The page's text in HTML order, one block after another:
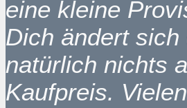
eine kleine
Dich ändert sich
natürlich nichts
Kaufpreis.